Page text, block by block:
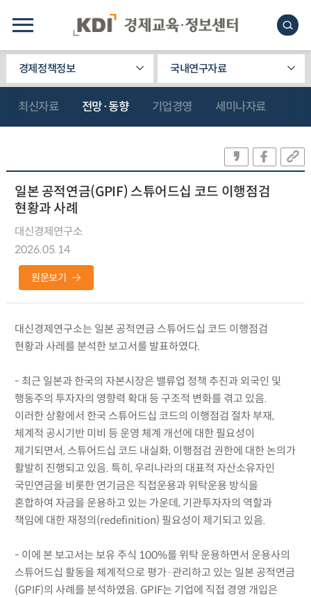
경제정책정보 국내연구자료
최신자료 전망·동향 기업경영 세미나자료
일본 공적연금(GPIF) 스튜어드십 코드 이행점검
현황과 사례
대신경제연구소
2026.05.14
원문보기
대신경제연구소는 일본 공적연금 스튜어드십 코드 이행점검
현황과 사레를 분석한 보고서를 발표하였다.
- 최근 일본과 한국의 자본시장은 밸류업 정책 추진과 외국인 및
행동주의 투자자의 영향력 확대 등 구조적 변화를 겪고 있음.
이러한 상황에서 한국 스튜어드십 코드의 이행점검 절차 부재,
체계적 공시기반 미비 등 운영 체계 개선에 대한 필요성이
제기되면서, 스튜어드십 코드 내실화, 이행점검 권한에 대한 논의가
활발히 진행되고 있음. 특히, 우리나라의 대표적 자산소유자인
국민연금을 비롯한 연기금은 직접운용과 위탁운용 방식을
혼합하여 자금을 운용하고 있는 가운데, 기관투자자의 역할과
책임에 대한 재정의(redefinition) 필요성이 제기되고 있음.
- 이에 본 보고서는 보유 주식 100%를 위탁 운용하면서 운용사의
스튜어드십 활동을 체계적으로 평가·관리하고 있는 일본 공적연금
(GPIF)의 사례를 분석하였음. GPIF는 기업에 직접 경영 개입은